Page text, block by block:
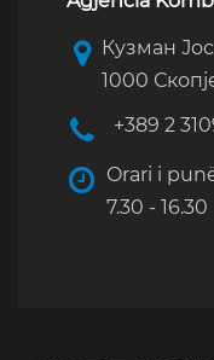
Кузман
1000
+389 2
Orari i
7.30 - 16.30